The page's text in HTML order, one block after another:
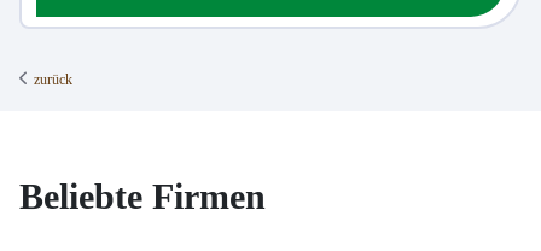
zurück
Beliebte Firmen